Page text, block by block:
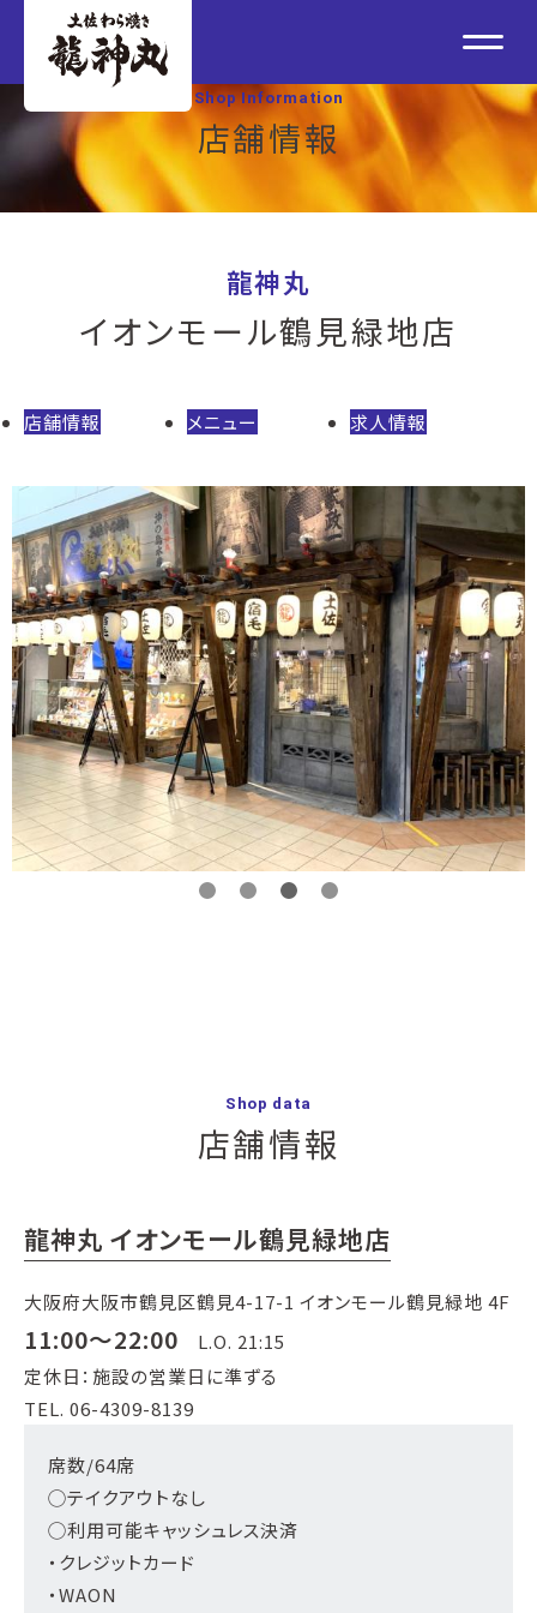
Shop Information
店舗情報
龍神丸
イオンモール鶴見緑地店
店舗情報 メニュー 求人情報
Shop data
店舗情報
龍神丸 イオンモール鶴見緑地店
大阪府大阪市鶴見区鶴見4-17-1 イオンモール鶴見緑地 4F
11:00～22:00 L.O. 21:15
定休日：施設の営業日に準ずる
TEL. 06-4309-8139
席数/64席
◯テイクアウトなし
◯利用可能キャッシュレス決済
・クレジットカード
・WAON